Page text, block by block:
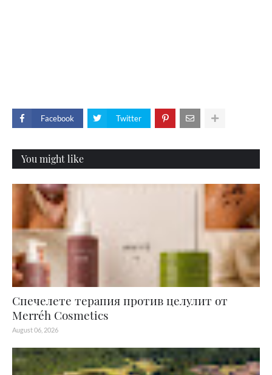
Facebook Twitter
You might like
Спечелете терапия против целулит от
Merréh Cosmetics
August 06, 2026